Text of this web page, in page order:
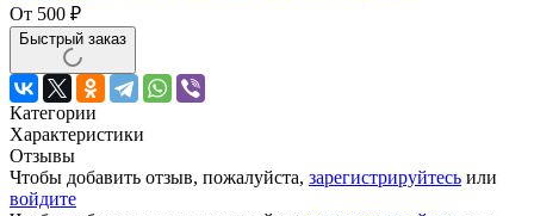
От 500 ₽
Быстрый заказ
Категории
Характеристики
Отзывы
Чтобы добавить отзыв, пожалуйста, зарегистрируйтесь или
войдите